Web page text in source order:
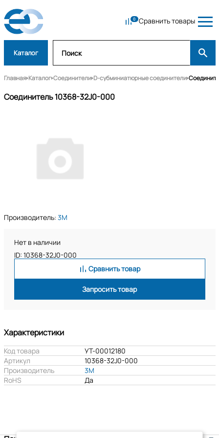
Сравнить товары
Каталог
Главная Каталог Соединители D-субминиатюрные соединители
Соединитель 10368-32J0-000
Производитель: 3M
Нет в наличии
ID: 10368-32J0-000
Сравнить товар
Запросить товар
Характеристики
Код товара
УТ-00012180
Артикул
10368-32J0-000
Производитель
3M
RoHS
Да